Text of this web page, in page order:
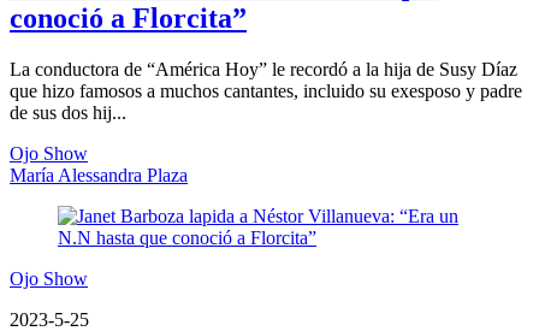
conoció a Florcita”
La conductora de “América Hoy” le recordó a la hija de Susy Díaz
que hizo famosos a muchos cantantes, incluido su exesposo y padre
de sus dos hij...
Ojo Show
María Alessandra Plaza
Ojo Show
2023-5-25